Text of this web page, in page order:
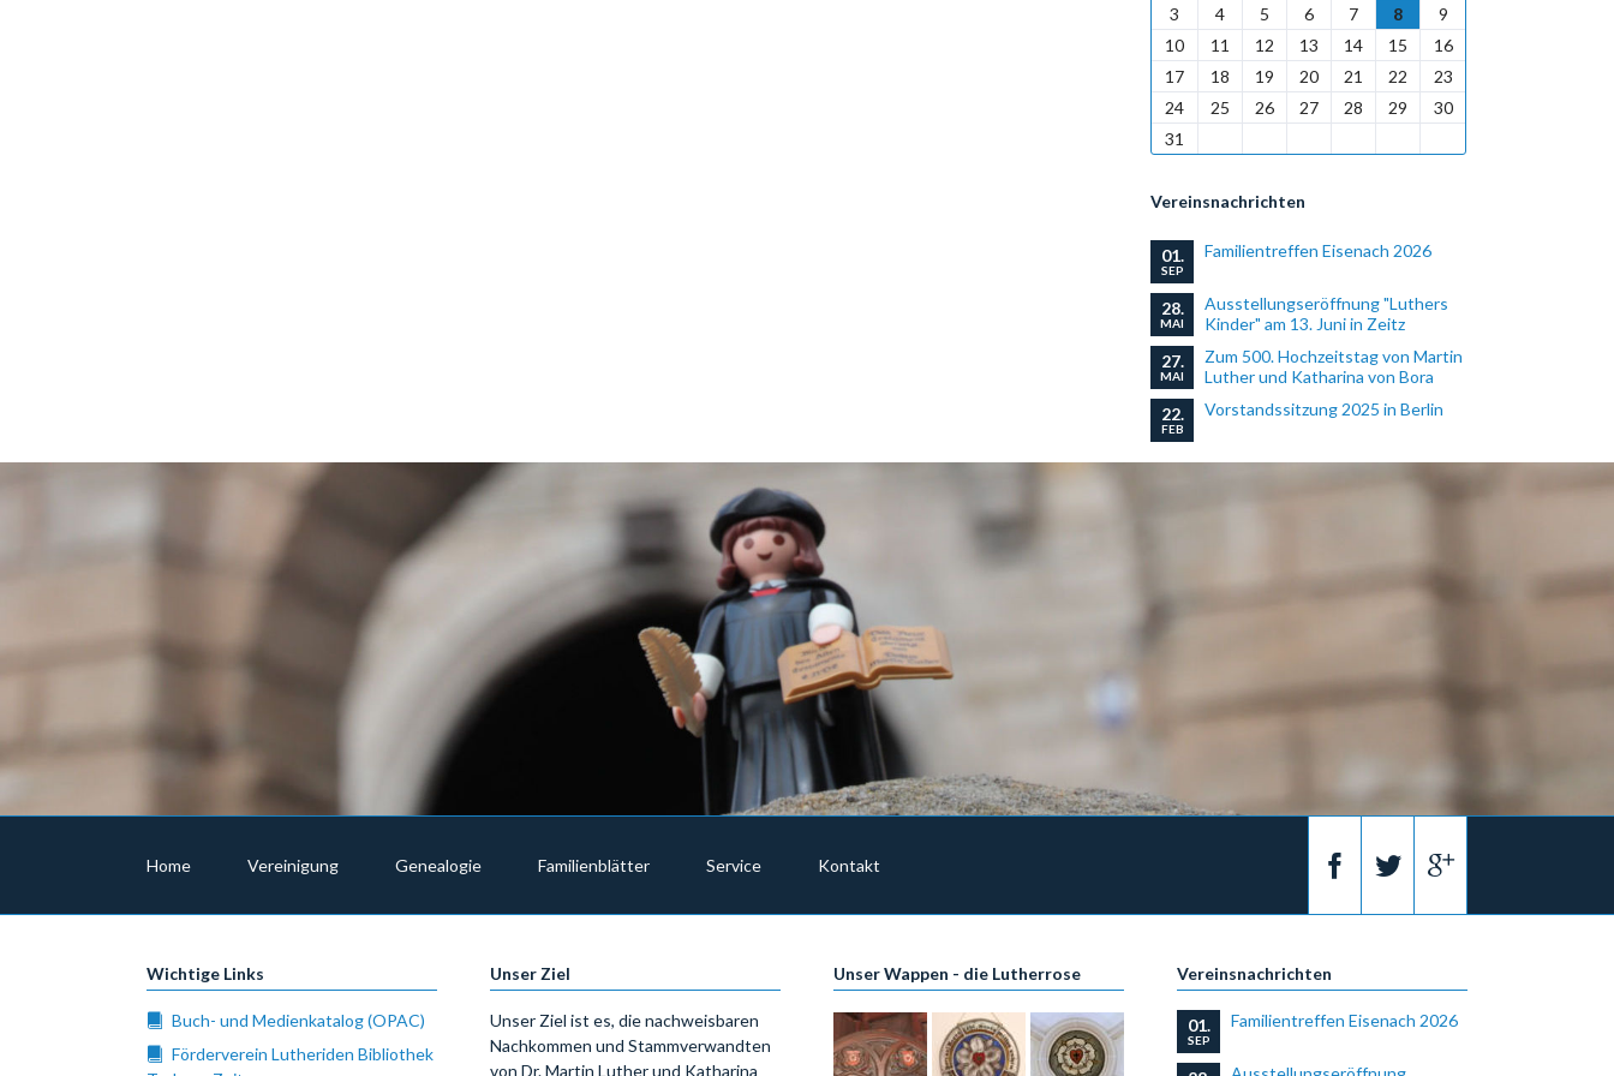
3
4 5 6 7 8
9
10
11 12 13 14 15
16
17
18 19 20 21 22
23
24
25 26 27 28 29
30
31
Vereinsnachrichten
01.
SEP
Familientreffen Eisenach 2026
28.
MAI
Ausstellungseröffnung "Luthers
Kinder" am 13. Juni in Zeitz
27.
MAI
Zum 500. Hochzeitstag von Martin
Luther und Katharina von Bora
22.
FEB
Vorstandssitzung 2025 in Berlin
Home Vereinigung Genealogie Familienblätter Service Kontakt
Wichtige Links
Buch- und Medienkatalog (OPAC)
Förderverein Lutheriden Bibliothek
Unser Ziel
Unser Ziel ist es, die nachweisbaren
Nachkommen und Stammverwandten
von Dr. Martin Luther und Katharina
Unser Wappen - die Lutherrose Vereinsnachrichten
01.
SEP
Familientreffen Eisenach 2026